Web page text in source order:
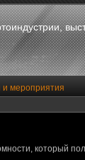
и мероприятия
который